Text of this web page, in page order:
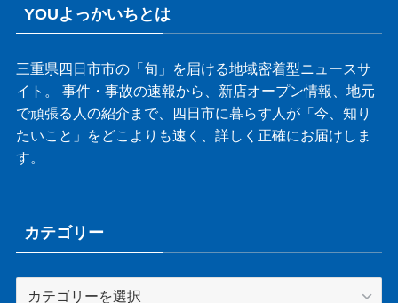
YOUよっかいちとは
三重県四日市市の「旬」を届ける地域密着型ニュースサ
イト。 事件・事故の速報から、新店オープン情報、地元
で頑張る人の紹介まで、四日市に暮らす人が「今、知り
たいこと」をどこよりも速く、詳しく正確にお届けしま
す。
カテゴリー